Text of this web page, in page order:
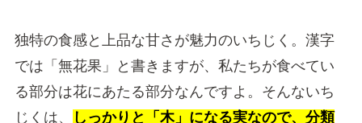
独特の食感と上品な甘さが魅力のいちじく。漢字
では「無花果」と書きますが、私たちが食べてい
る部分は花にあたる部分なんですよ。そんないち
じくは、
しっかりと「木」になる実なので、分類